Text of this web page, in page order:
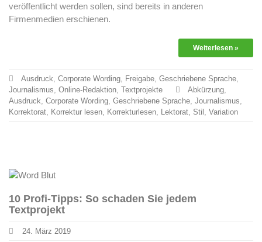
veröffentlicht werden sollen, sind bereits in anderen
Firmenmedien erschienen.
Weiterlesen »
Ausdruck, Corporate Wording, Freigabe, Geschriebene Sprache,
Journalismus, Online-Redaktion, Textprojekte Abkürzung,
Ausdruck, Corporate Wording, Geschriebene Sprache, Journalismus,
Korrektorat, Korrektur lesen, Korrekturlesen, Lektorat, Stil , Variation
10 Profi-Tipps: So schaden Sie jedem
Textprojekt
24. März 2019